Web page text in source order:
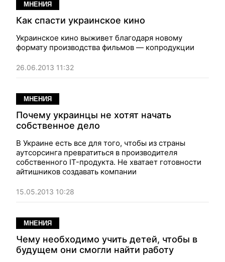
МНЕНИЯ
Как спасти украинское кино
Украинское кино выживет благодаря новому
формату производства фильмов — копродукции
26.06.2013 11:32
МНЕНИЯ
Почему украинцы не хотят начать
собственное дело
В Украине есть все для того, чтобы из страны
аутсорсинга превратиться в производителя
собственного IT-продукта. Не хватает готовности
айтишников создавать компании
15.05.2013 10:28
МНЕНИЯ
Чему необходимо учить детей, чтобы в
будущем они смогли найти работу